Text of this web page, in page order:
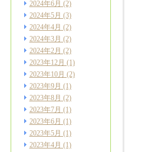
2024年6月 (2)
2024年5月 (3)
2024年4月 (2)
2024年3月 (2)
2024年2月 (2)
2023年12月 (1)
2023年10月 (2)
2023年9月 (1)
2023年8月 (2)
2023年7月 (1)
2023年6月 (1)
2023年5月 (1)
2023年4月 (1)